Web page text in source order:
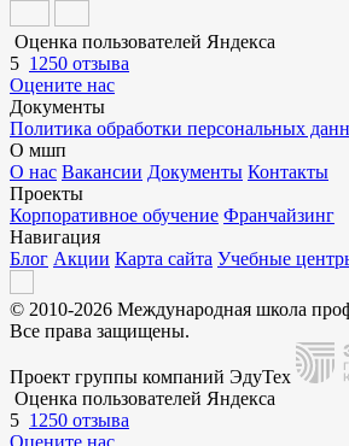
Оценка пользователей Яндекса
5 1250 отзыва
Оцените нас
Документы
Политика обработки персональных
О мшп
О нас Вакансии Документы Контакты
Проекты
Корпоративное обучение Франчайзинг
Навигация
Блог Акции Карта сайта Учебные
© 2010-2026 Международная школа
Все права защищены.
Проект группы компаний ЭдуТех
Оценка пользователей Яндекса
5 1250 отзыва
Оцените нас